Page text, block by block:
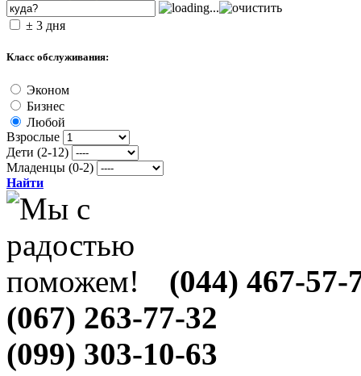
± 3 дня
Класс обслуживания:
Эконом
Бизнес
Любой
Взрослые
Дети (2-12)
Младенцы (0-2)
Найти
(044) 467-57-
(067) 263-77-32
(099) 303-10-63